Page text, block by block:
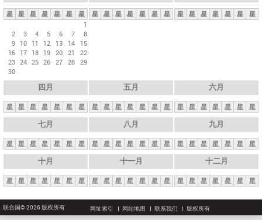
星 星 星 星 星 星
星
1
2
3 4 5 6 7
8
9 10 11 12 13 14
15
16 17 18 19 20 21
22
23 24 25 26 27 28 29
30
星 星 星 星 星 星 星 星 星 星 星 星 星 星
四月
星 星 星 星 星 星 星
五月
星 星 星 星 星 星 星
六月
星 星 星 星 星 星 星
七月
星 星 星 星 星 星 星
八月
星 星 星 星 星 星 星
九月
星 星 星 星 星 星 星
十月
星 星 星 星 星 星 星
十一月
星 星 星 星 星 星 星
十二月
星 星 星 星 星 星 星
联合国© 2026 版权所有 网址索引 网站地图 联系我们 版权所有